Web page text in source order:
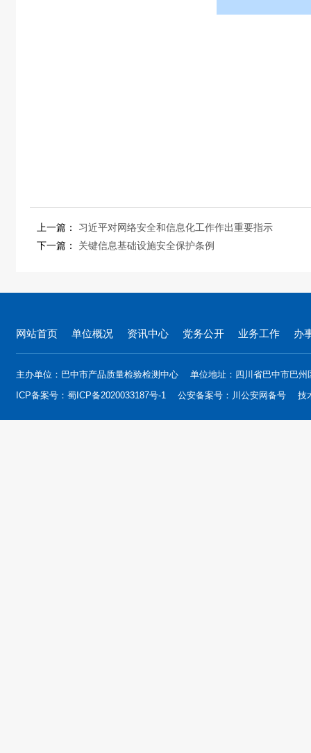
上一篇： 习近平对网络安全和信息化工作作出重要指示
下一篇： 关键信息基础设施安全保护条例
网站首页 单位概况 资讯中心 党务公开 业务工作 办
主办单位：巴中市产品质量检验检测中心
单位地址：四川省巴中市巴
ICP备案号： 蜀ICP备2020033187号-1 公安备案号： 川公安网备号 技